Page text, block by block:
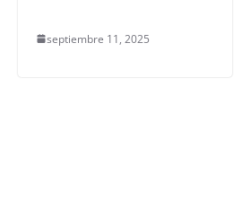
septiembre 11, 2025